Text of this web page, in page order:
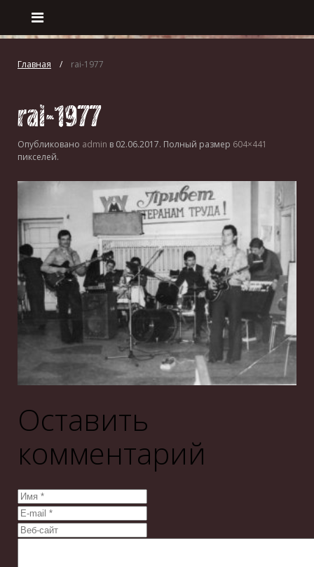
Главная rai-1977
rai-1977
Опубликовано admin в 02.06.2017. Полный размер 604×441
пикселей.
Оставить
комментарий